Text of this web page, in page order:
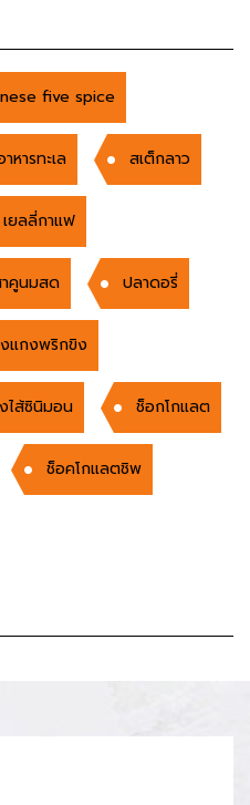
five spice
หารทะเล สเต็กลาว
เยลลี่กาแฟ
คูนมสด ปลาดอรี่
แกงพริกขิง
ไส้ซินิมอน ช็อกโกแลต
ช็อคโกแลตชิพ